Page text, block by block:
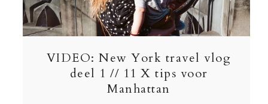
VIDEO: New York travel vlog
deel 1 // 11 X tips voor
Manhattan